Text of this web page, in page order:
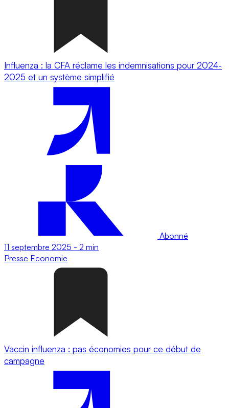
Influenza : la CFA réclame les indemnisations pour 2024-
2025 et un système simplifié
Abonné
11 septembre 2025 - 2 min
Presse Economie
Vaccin influenza : pas économies pour ce début de
campagne